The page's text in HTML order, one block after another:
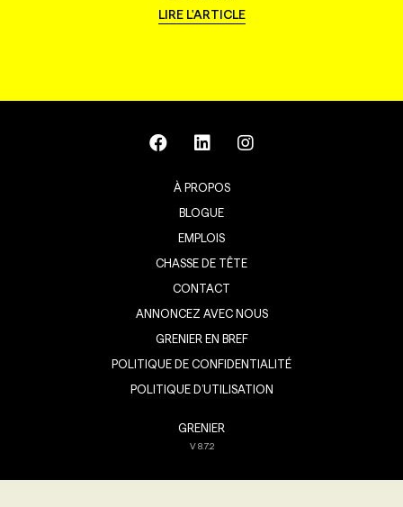
LIRE L'ARTICLE
À PROPOS
BLOGUE
EMPLOIS
CHASSE DE TÊTE
CONTACT
ANNONCEZ AVEC NOUS
GRENIER EN BREF
POLITIQUE DE CONFIDENTIALITÉ
POLITIQUE D’UTILISATION
GRENIER
V8.7.2